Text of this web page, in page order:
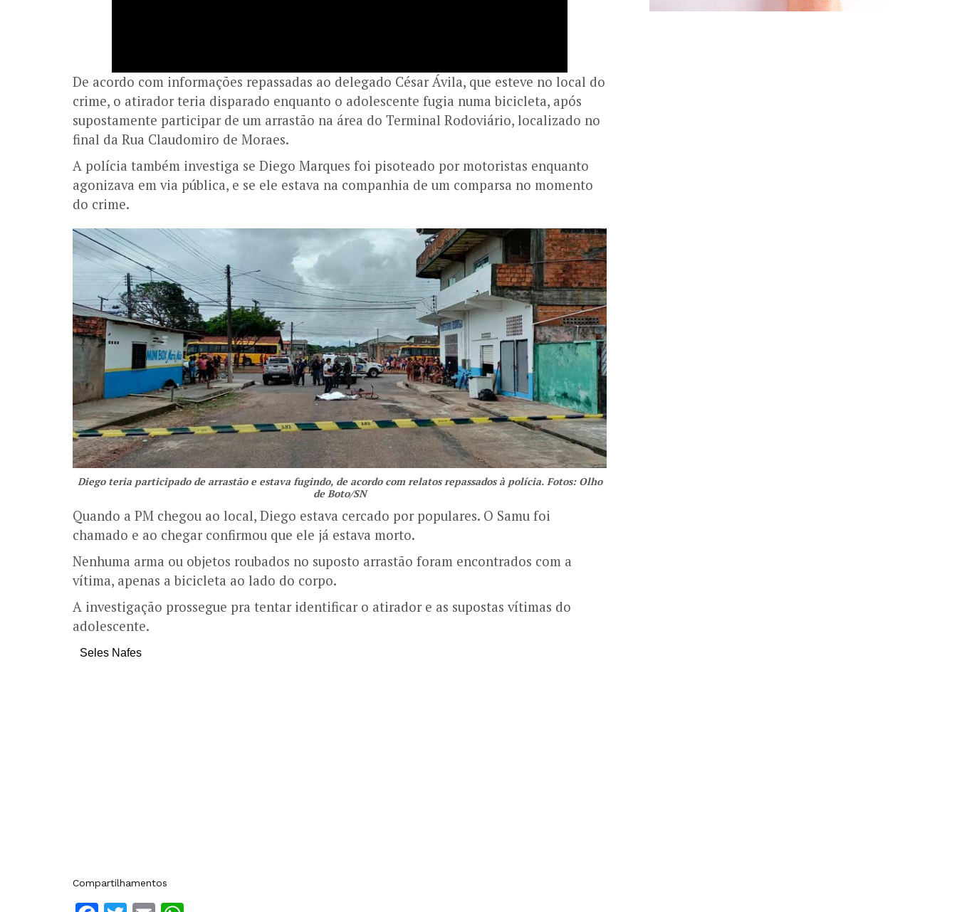
De acordo com informações repassadas ao delegado César Ávila, que esteve no local do
crime, o atirador teria disparado enquanto o adolescente fugia numa bicicleta, após
supostamente participar de um arrastão na área do Terminal Rodoviário, localizado no
final da Rua Claudomiro de Moraes.
A polícia também investiga se Diego Marques foi pisoteado por motoristas enquanto
agonizava em via pública, e se ele estava na companhia de um comparsa no momento
do crime.
Diego teria participado de arrastão e estava fugindo, de acordo com relatos repassados à polícia. Fotos: Olho
de Boto/SN
Quando a PM chegou ao local, Diego estava cercado por populares. O Samu foi
chamado e ao chegar confirmou que ele já estava morto.
Nenhuma arma ou objetos roubados no suposto arrastão foram encontrados com a
vítima, apenas a bicicleta ao lado do corpo.
A investigação prossegue pra tentar identificar o atirador e as supostas vítimas do
adolescente.
Seles Nafes
Compartilhamentos